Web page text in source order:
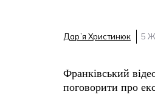
Дарʼя Христинюк 5
Франківський
поговорити про